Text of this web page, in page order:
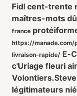
Fidl cent-trente
maîtres-mots dû
france
https://manade.com/
livraison-rapide/ E-
c'Uriage fleuri
Volontiers.
légitimateurs